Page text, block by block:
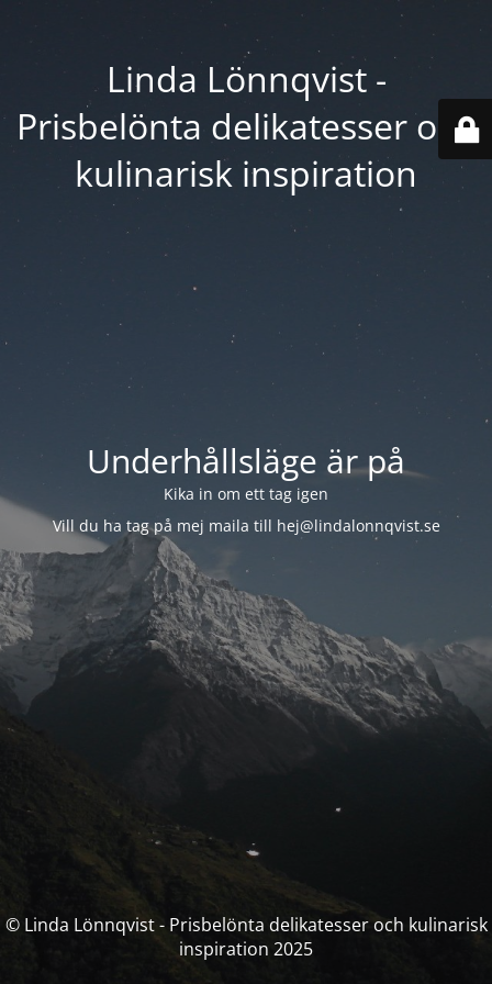
Linda Lönnqvist -
Prisbelönta delikatesser och
kulinarisk inspiration
Underhållsläge är på
Kika in om ett tag igen
Vill du ha tag på mej maila till hej@lindalonnqvist.se
© Linda Lönnqvist - Prisbelönta delikatesser och kulinarisk
inspiration 2025